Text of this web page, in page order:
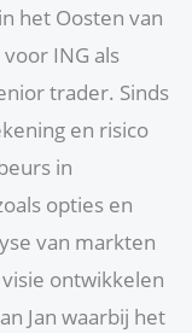
het Oosten van
ING als
trader. Sinds
en risico
in
opties en
van markten
ontwikkelen
Jan waarbij het